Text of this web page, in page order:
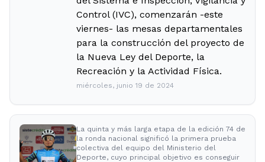
Control (IVC), comenzarán -este
viernes- las mesas departamentales
para la construcción del proyecto de
la Nueva Ley del Deporte, la
Recreación y la Actividad Física.
miércoles, junio 19 de 2024
La quinta y más larga etapa de la edición 74 de
la ronda nacional significó la primera prueba
colectiva del equipo del Ministerio del
Deporte, cuyo principal objetivo es conseguir